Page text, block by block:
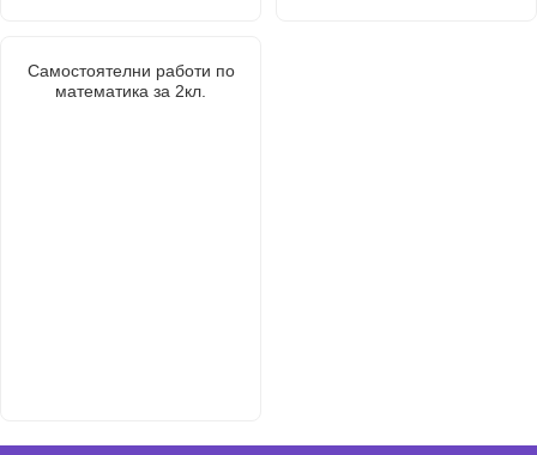
Самостоятелни работи по
математика за 2кл.